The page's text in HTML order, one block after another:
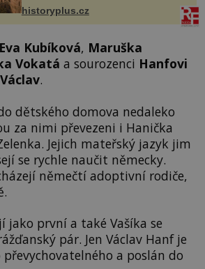
historyplus.cz
Eva Kubíková, Maruška
Vokatá a sourozenci Hanfovi
.
dětského domova nedaleko
za nimi převezeni i Hanička
Jejich mateřský jazyk jim
se rychle naučit německy.
němečtí adoptivní rodiče,
jako první a také Vašíka se
pár. Jen Václav Hanf je
a poslán do